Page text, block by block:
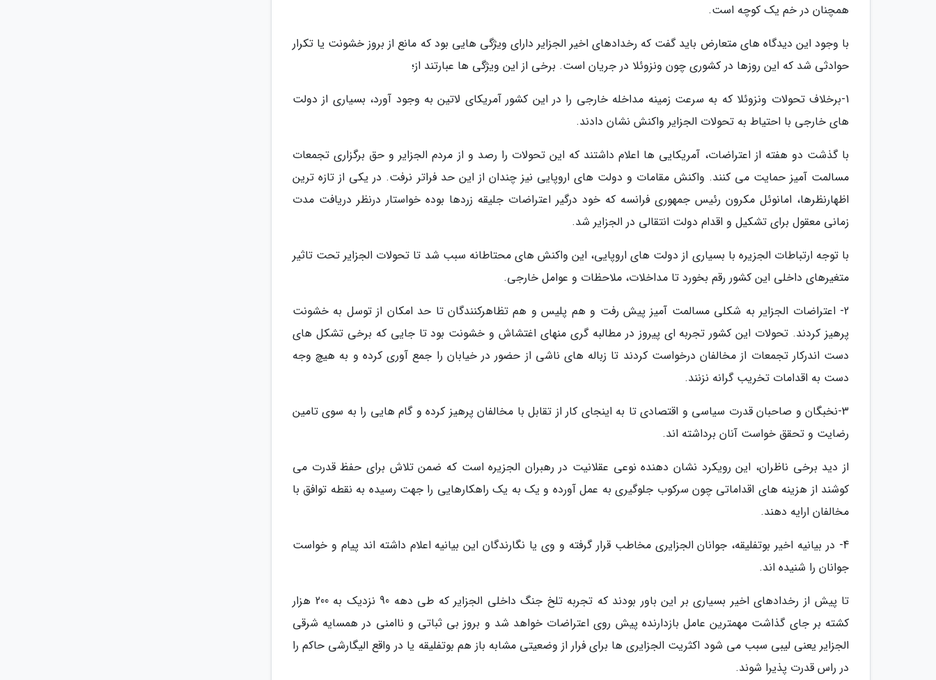
همچنان در خم یک کوچه است.
با وجود این دیدگاه های متعارض باید گفت که رخدادهای اخیر الجزایر دارای ویژگی هایی بود که مانع از بروز خشونت یا تکرار
حوادثی شد که این روزها در کشوری چون ونزوئلا در جریان است. برخی از این ویژگی ها عبارتند از؛
1-برخلاف تحولات ونزوئلا که به سرعت زمینه مداخله خارجی را در این کشور آمریکای لاتین به وجود آورد، بسیاری از دولت
های خارجی با احتیاط به تحولات الجزایر واکنش نشان دادند.
با گذشت دو هفته از اعتراضات، آمریکایی ها اعلام داشتند که این تحولات را رصد و از مردم الجزایر و حق برگزاری تجمعات
مسالمت آمیز حمایت می کنند. واکنش مقامات و دولت های اروپایی نیز چندان از این حد فراتر نرفت. در یکی از تازه ترین
اظهارنظرها، امانوئل مکرون رئیس جمهوری فرانسه که خود درگیر اعتراضات جلیقه زردها بوده خواستار درنظر دریافت مدت
زمانی معقول برای تشکیل و اقدام دولت انتقالی در الجزایر شد.
با توجه ارتباطات الجزیره با بسیاری از دولت های اروپایی، این واکنش های محتاطانه سبب شد تا تحولات الجزایر تحت تاثیر
متغیرهای داخلی این کشور رقم بخورد تا مداخلات، ملاحظات و عوامل خارجی.
2- اعتراضات الجزایر به شکلی مسالمت آمیز پیش رفت و هم پلیس و هم تظاهرکنندگان تا حد امکان از توسل به خشونت
پرهیز کردند. تحولات این کشور تجربه ای پیروز در مطالبه گری منهای اغتشاش و خشونت بود تا جایی که برخی تشکل های
دست اندرکار تجمعات از مخالفان درخواست کردند تا زباله های ناشی از حضور در خیابان را جمع آوری کرده و به هیچ وجه
دست به اقدامات تخریب گرانه نزنند.
3-نخبگان و صاحبان قدرت سیاسی و اقتصادی تا به اینجای کار از تقابل با مخالفان پرهیز کرده و گام هایی را به سوی تامین
رضایت و تحقق خواست آنان برداشته اند.
از دید برخی ناظران، این رویکرد نشان دهنده نوعی عقلانیت در رهبران الجزیره است که ضمن تلاش برای حفظ قدرت می
کوشند از هزینه های اقداماتی چون سرکوب جلوگیری به عمل آورده و یک به یک راهکارهایی را جهت رسیده به نقطه توافق با
مخالفان ارایه دهند.
4- در بیانیه اخیر بوتفلیقه، جوانان الجزایری مخاطب قرار گرفته و وی یا نگارندگان این بیانیه اعلام داشته اند پیام و خواست
جوانان را شنیده اند.
تا پیش از رخدادهای اخیر بسیاری بر این باور بودند که تجربه تلخ جنگ داخلی الجزایر که طی دهه 90 نزدیک به 200 هزار
کشته بر جای گذاشت مهمترین عامل بازدارنده پیش روی اعتراضات خواهد شد و بروز بی ثباتی و ناامنی در همسایه شرقی
الجزایر یعنی لیبی سبب می شود اکثریت الجزایری ها برای فرار از وضعیتی مشابه باز هم بوتفلیقه یا در واقع الیگارشی حاکم را
در راس قدرت پذیرا شوند.